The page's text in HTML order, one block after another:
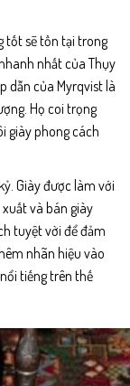
tốt sẽ tồn tại trong
nhất của Thụy
dẫn của Myrqvist là
Họ coi trọng
giày phong cách
Giày được làm với
và bán giày
tuyệt vời để đảm
nhãn hiệu vào
tiếng trên thế